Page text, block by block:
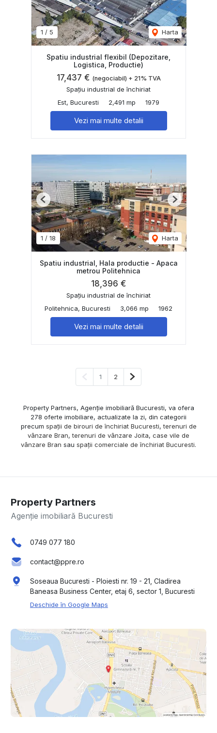
1 / 5 Harta
Spatiu industrial flexibil (Depozitare,
Logistica, Productie)
17,437 € (negociabil) + 21% TVA
Spațiu industrial de închiriat
Est, Bucuresti
2,491 mp 1979
Vezi mai multe detalii
1 / 18 Harta
Previous Next
Spatiu industrial, Hala productie - Apaca
metrou Politehnica
18,396 €
Spațiu industrial de închiriat
Politehnica, Bucuresti
3,066 mp 1962
Vezi mai multe detalii
Pagina anterioară
1 2 Pagina următoare
Property Partners, Agenție imobiliară Bucuresti, va ofera
278 oferte imobiliare, actualizate la zi, din categorii
precum spații de birouri de închiriat Bucuresti,terenuri de
vânzare Bran,terenuri de vânzare Joita, case vile de
vânzare Bran sau spații comerciale de închiriat Bucuresti.
Property Partners
Agenție imobiliară Bucuresti
0749 077 180
contact@ppre.ro
Soseaua Bucuresti - Ploiesti nr. 19 - 21, Cladirea
Baneasa Business Center, etaj 6, sector 1, Bucuresti
Deschide în Google Maps